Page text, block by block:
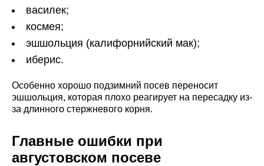
василек;
космея;
эшшольция (калифорнийский мак);
иберис.
Особенно хорошо подзимний посев переносит
эшшольция, которая плохо реагирует на пересадку из-
за длинного стержневого корня.
Главные ошибки при
августовском посеве